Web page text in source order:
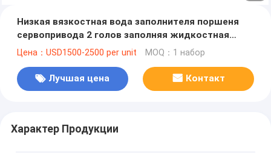
Низкая вязкостная вода заполнителя поршеня
сервопривода 2 голов заполняя жидкостная
заполняя 10bottles/min
Цена：USD1500-2500 per unit MOQ：1 набор
Лучшая цена Контакт
Характер Продукции